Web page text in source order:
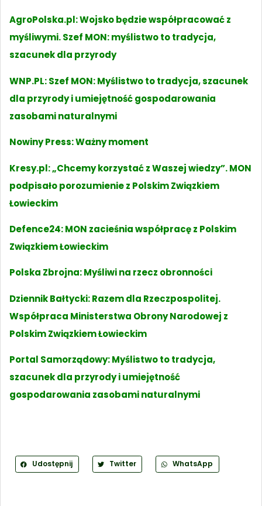
AgroPolska.pl: Wojsko będzie współpracować z
myśliwymi. Szef MON: myślistwo to tradycja,
szacunek dla przyrody
WNP.PL: Szef MON: Myślistwo to tradycja, szacunek
dla przyrody i umiejętność gospodarowania
zasobami naturalnymi
Nowiny Press: Ważny moment
Kresy.pl: „Chcemy korzystać z Waszej wiedzy”. MON
podpisało porozumienie z Polskim Związkiem
Łowieckim
Defence24: MON zacieśnia współpracę z Polskim
Związkiem Łowieckim
Polska Zbrojna: Myśliwi na rzecz obronności
Dziennik Bałtycki: Razem dla Rzeczpospolitej.
Współpraca Ministerstwa Obrony Narodowej z
Polskim Związkiem Łowieckim
Portal Samorządowy: Myślistwo to tradycja,
szacunek dla przyrody i umiejętność
gospodarowania zasobami naturalnymi
Udostępnij Twitter WhatsApp